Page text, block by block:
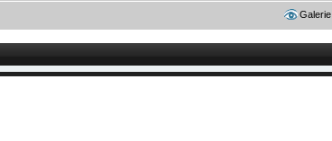
Galerie